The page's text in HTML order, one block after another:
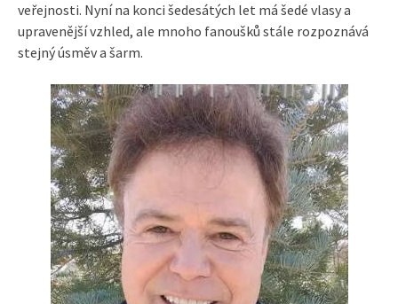
veřejnosti. Nyní na konci šedesátých let má šedé vlasy a
upravenější vzhled, ale mnoho fanoušků stále rozpoznává
stejný úsměv a šarm.